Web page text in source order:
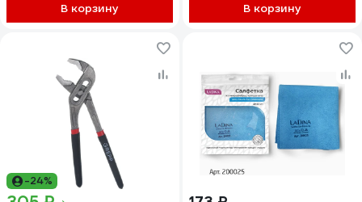
В корзину В корзину
-24%